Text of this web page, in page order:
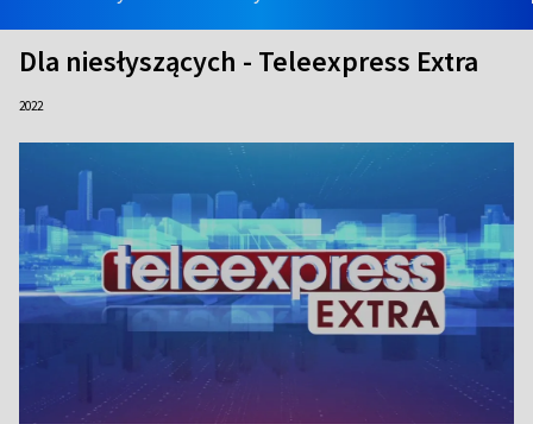
Dla niesłyszących - Teleexpress Extra
2022